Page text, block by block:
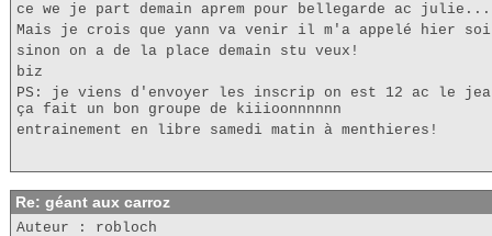
ce we je part demain aprem pour bellegarde ac julie...
Mais je crois que yann va venir il m'a appelé hier
sinon on a de la place demain stu veux!
biz
PS: je viens d'envoyer les inscrip on est 12 ac le
ça fait un bon groupe de kiiioonnnnnn
entrainement en libre samedi matin à menthieres!
Re: géant aux carroz
Auteur : robloch